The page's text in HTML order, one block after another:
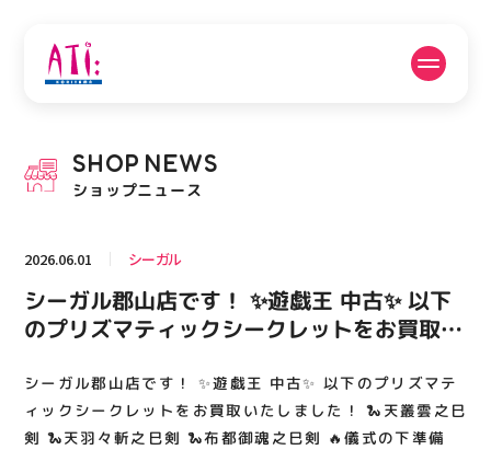
PICK UP NEWS
ピックアップニュース
フロアガイド 営業時間
ACCESS
アクセス・駐車場
RECRUIT
スタッフ募集
SHOP NEWS
ショップニュース
2026.06.01 シーガル
シーガル郡山店です！ ✨遊戯王 中古✨ 以下
のプリズマティックシークレットをお買取い
巳剣 🐍布都御魂之巳剣 🔥儀式の下準備 是非
ご活用くださいませ\( ᐛ )/
シーガル郡山店です！ ✨遊戯王 中古✨ 以下のプリズマテ
ィックシークレットをお買取いたしました！ 🐍天叢雲之巳
剣 🐍天羽々斬之巳剣 🐍布都御魂之巳剣 🔥儀式の下準備